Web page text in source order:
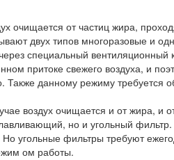
очищается от частиц жира,
двух типов многоразовые и
специальный вентиляционный
притоке свежего воздуха, и
Также данному режиму требуется
воздух очищается и от жира, и
но и угольный
угольные фильтры требуют
ом работы.